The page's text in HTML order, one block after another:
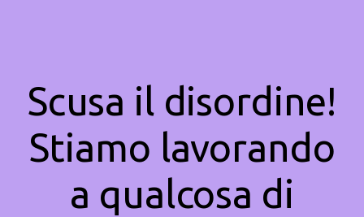
Scusa il disordine!
Stiamo lavorando
a qualcosa di